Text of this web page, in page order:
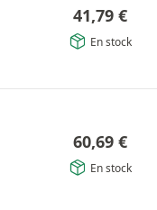
41,79 €
En stock
60,69 €
En stock